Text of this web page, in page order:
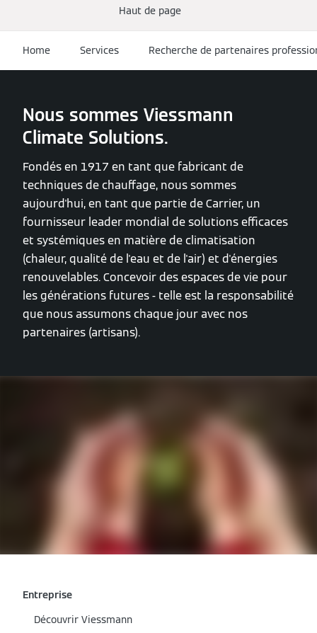
Haut de page
Home Services Recherche de partenaires
Nous sommes Viessmann
Climate Solutions.
Fondés en 1917 en tant que fabricant de
techniques de chauffage, nous sommes
aujourd'hui, en tant que partie de Carrier, un
fournisseur leader mondial de solutions efficaces
et systémiques en matière de climatisation
(chaleur, qualité de l'eau et de l'air) et d'énergies
renouvelables. Concevoir des espaces de vie pour
les générations futures - telle est la responsabilité
que nous assumons chaque jour avec nos
partenaires (artisans).
Entreprise
Découvrir Viessmann